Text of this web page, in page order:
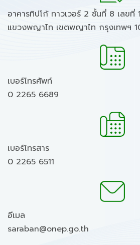
อาคารทิปโก้ ทาวเวอร์ 2 ชั้นที่ 8 เลขที่
แขวงพญาไท เขตพญาไท กรุงเทพฯ
เบอร์โทรศัพท์
0 2265 6689
เบอร์โทรสาร
0 2265 6511
อีเมล
saraban@onep.go.th